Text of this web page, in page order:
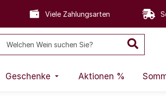
Viele Zahlungsarten
Geschenke Aktionen %